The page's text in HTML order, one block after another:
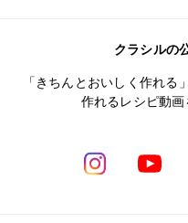
クラシルの
「きちんとおいしく作れる
作れるレシピ動画